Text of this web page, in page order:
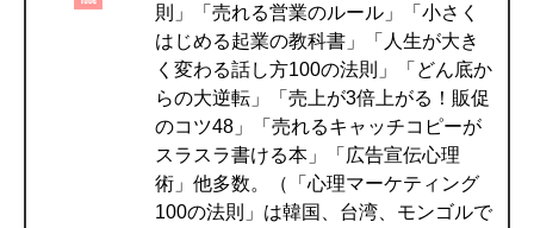
則」「売れる営業のルール」「小さく
はじめる起業の教科書」「人生が大き
く変わる話し方100の法則」「どん底か
らの大逆転」「売上が3倍上がる！販促
のコツ48」「売れるキャッチコピーが
スラスラ書ける本」「広告宣伝心理
術」他多数。（「心理マーケティング
100の法則」は韓国、台湾、モンゴルで